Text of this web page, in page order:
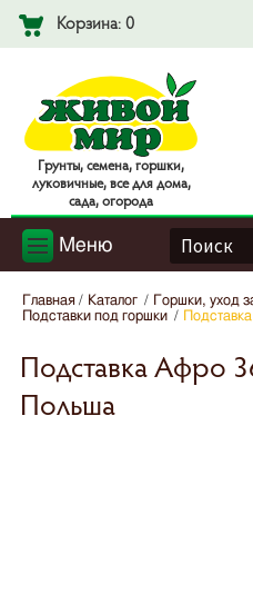
Корзина: 0
Гpyнты, ceмeнa, гopшки,
лyкoвичныe, вce для дoмa,
caдa, oгopoдa
Меню
Главная Каталог
Горшки, уход
Подставки под горшки
Подставка Афро
Польша